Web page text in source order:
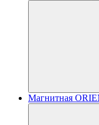
Магнитная